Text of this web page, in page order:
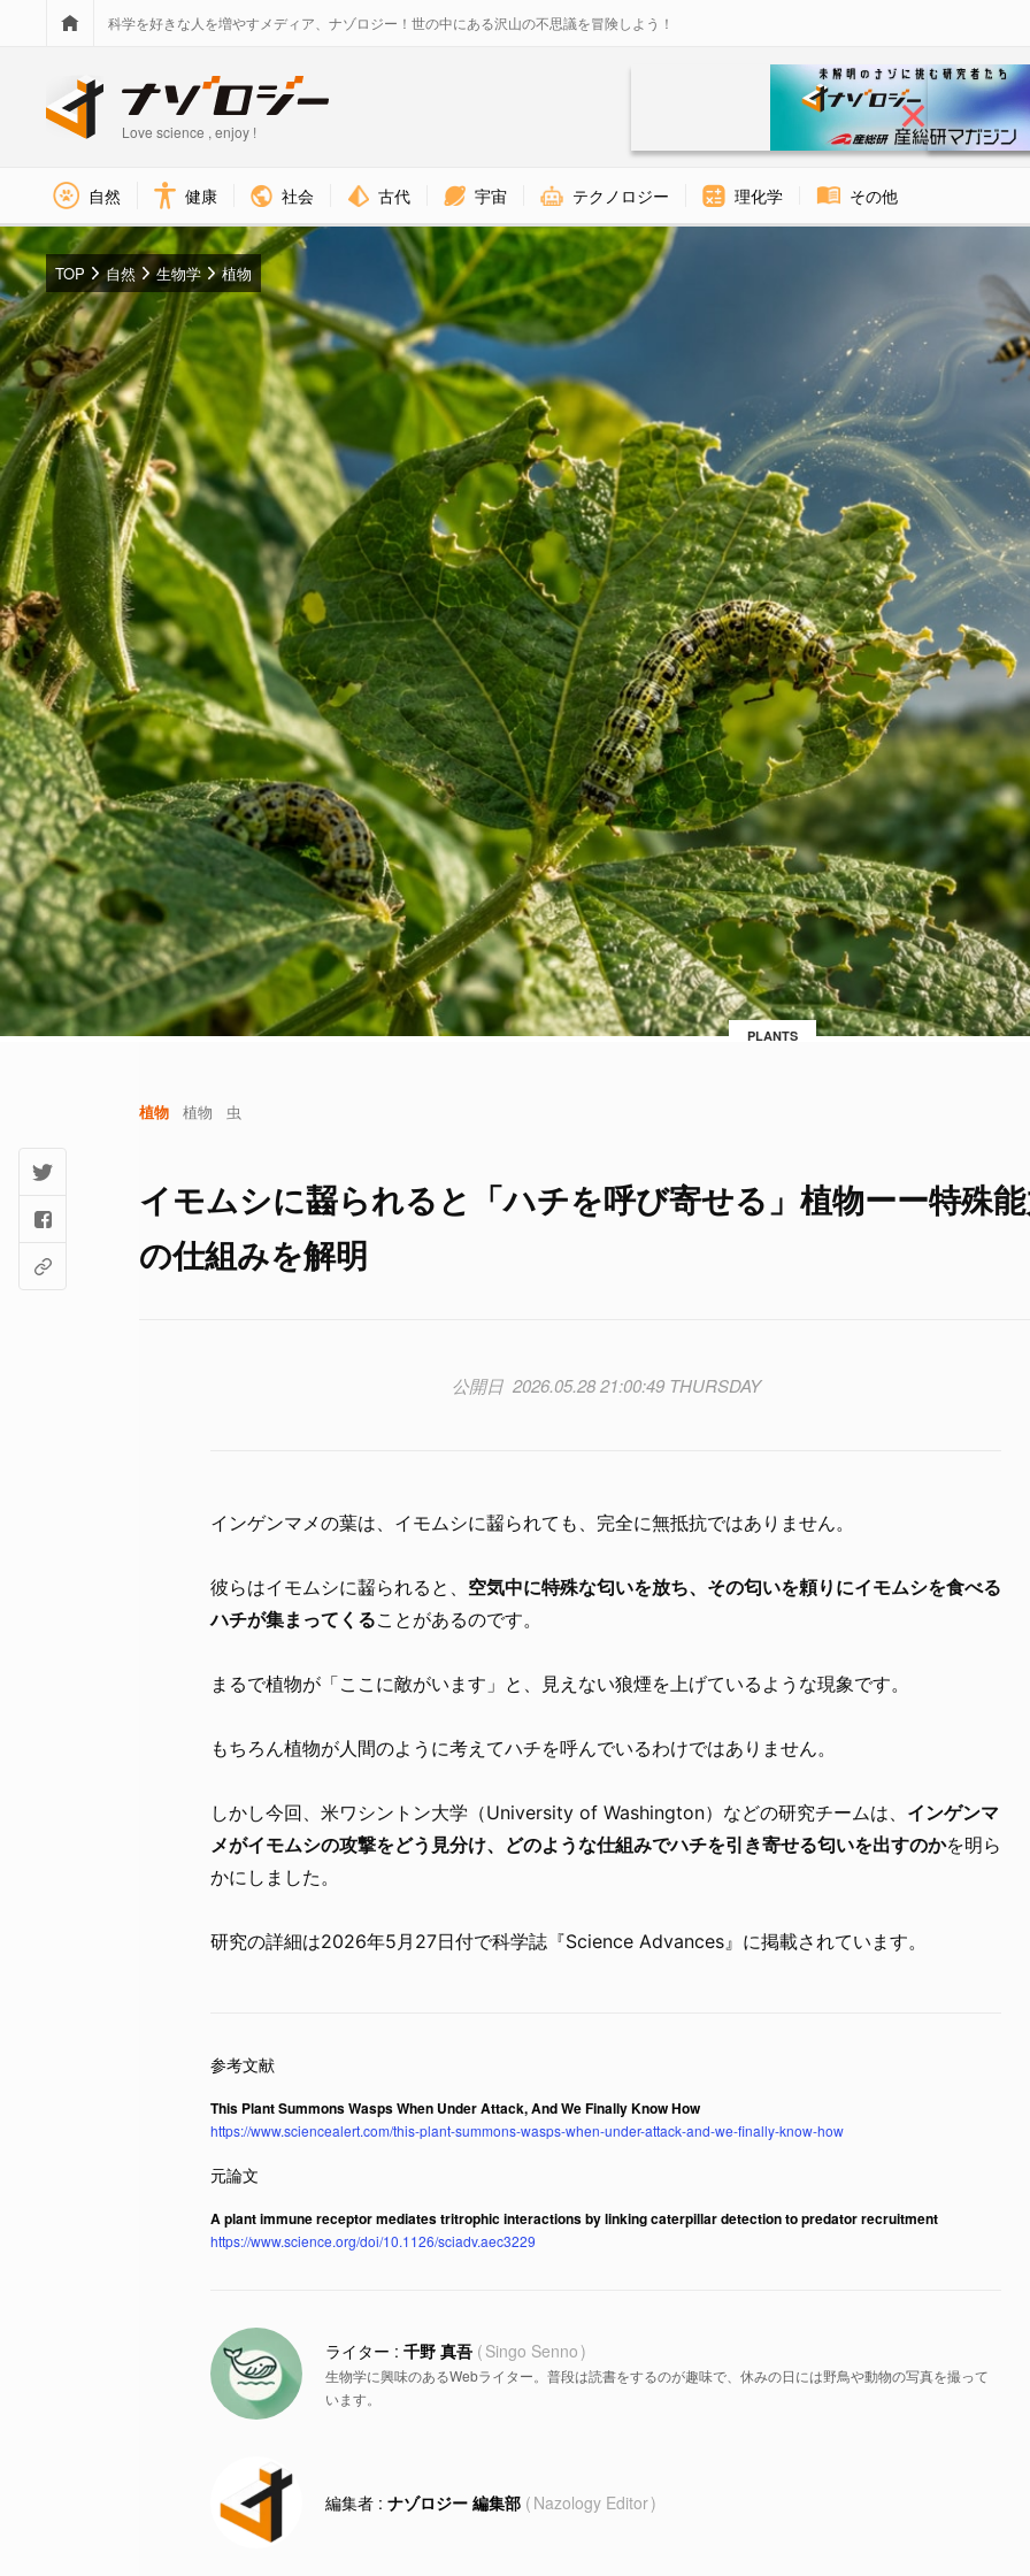
科学を好きな人を増やすメディア、ナゾロジー！世の中にある沢山の不思議を冒険しよう！
Love science , enjoy !
自然 健康 社会 古代 宇宙 テクノロジー 理化学 その他
PLANTS
TOP 自然 生物学 植物
植物 植物 虫
イモムシに齧られると「ハチを呼び寄せる」植物ーー特殊
の仕組みを解明
2026.05.28 21:00:49 THURSDAY
インゲンマメの葉は、イモムシに齧られても、完全に無抵抗ではありません。
彼らはイモムシに齧られると、 空気中に特殊な匂いを放ち、その匂いを頼りにイモムシを食べる
ハチが集まってくることがあるのです。
まるで植物が「ここに敵がいます」と、見えない狼煙を上げているような現象です。
もちろん植物が人間のように考えてハチを呼んでいるわけではありません。
しかし今回、米ワシントン大学（University of Washington）などの研究チームは、 インゲンマ
メがイモムシの攻撃をどう見分け、どのような仕組みでハチを引き寄せる匂いを出すのかを明ら
かにしました。
研究の詳細は2026年5月27日付で科学誌『Science Advances』に掲載されています。
This Plant Summons Wasps When Under Attack, And We Finally Know How
https://www.sciencealert.com/this-plant-summons-wasps-when-under-attack-and-we-finally-know-how
A plant immune receptor mediates tritrophic interactions by linking caterpillar detection to predator recruitment
https://www.science.org/doi/10.1126/sciadv.aec3229
千野 真吾 Singo Senno
生物学に興味のあるWebライター。普段は読書をするのが趣味で、休みの日には野鳥や動物の写真を撮って
います。
ナゾロジー 編集部 Nazology Editor